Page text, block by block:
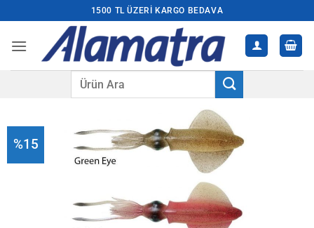
atla
1500 TL ÜZERI KARGO BEDAVA
Ara:
%15